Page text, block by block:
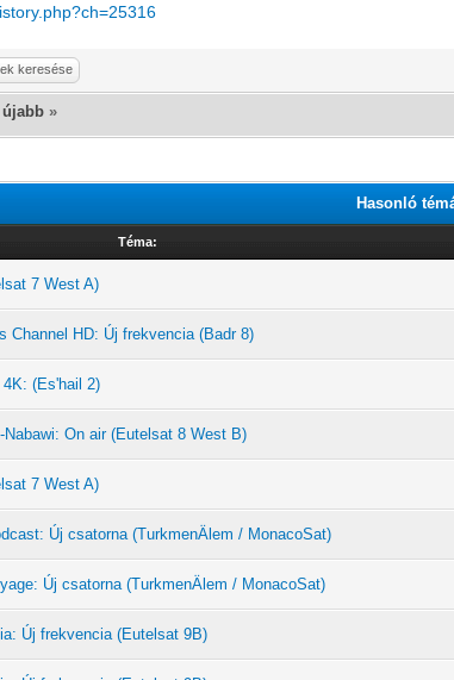
keresése
újabb »
Hasonló
Téma:
7 West A)
Channel HD: Új frekvencia (Badr 8)
(Es'hail 2)
On air (Eutelsat 8 West B)
7 West A)
Új csatorna (TurkmenÄlem / MonacoSat)
Új csatorna (TurkmenÄlem / MonacoSat)
Új frekvencia (Eutelsat 9B)